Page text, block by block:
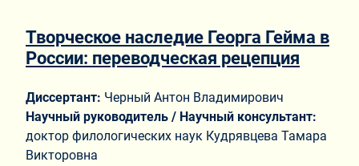
Творческое наследие Георга Гейма в
России: переводческая рецепция
Диссертант: Черный Антон Владимирович
Научный руководитель / Научный консультант:
доктор филологических наук Кудрявцева Тамара
Викторовна